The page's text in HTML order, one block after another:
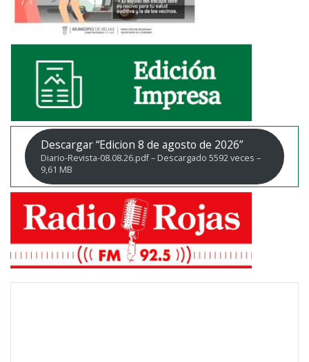
Descargar “Edicion 8 de agosto de 2026”
Diario-Revista-08.08.26.pdf – Descargado 5592 veces –
9,61 MB